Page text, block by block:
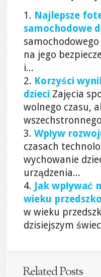
Najlepsze
samochodowe
na jego
i...
Korzyści
dzieci Zajęcia
wolnego czasu,
Wpływ
czasach
wychowanie
urządzenia...
Jak
wieku
w wieku
dzisiejszym
Related Posts